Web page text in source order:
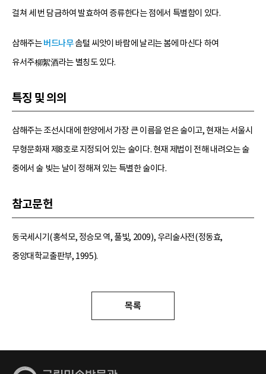
걸쳐 세 번 담금하여 발효하여 증류한다는 점에서 특별함이 있다.
삼해주는버드나무솜털 씨앗이 바람에 날리는 봄에 마신다 하여
유서주柳絮酒라는 별칭도 있다.
특징 및 의의
삼해주는 조선시대에 한양에서 가장 큰 이름을 얻은 술이고, 현재는 서울시
무형문화재 제8호로 지정되어 있는 술이다. 현재 제법이 전해 내려오는 술
중에서 술 빚는 날이 정해져 있는 특별한 술이다.
참고문헌
동국세시기(홍석모, 정승모 역, 풀빛, 2009), 우리술사전(정동효,
중앙대학교출판부, 1995).
목록